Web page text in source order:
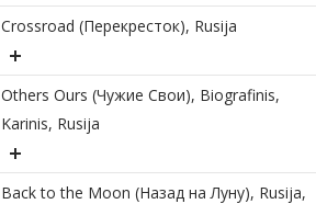
Crossroad (Перекресток), Rusija
Others Ours (Чужие Свои), Biografinis,
Karinis, Rusija
Back to the Moon (Назад на Луну), Rusija,